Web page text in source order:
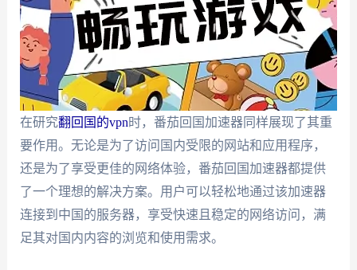
在研究翻回国的vpn时，番茄回国加速器同样展现了其重
要作用。无论是为了访问国内受限的网站和应用程序，
还是为了享受更佳的网络体验，番茄回国加速器都提供
了一个理想的解决方案。用户可以轻松地通过该加速器
连接到中国的服务器，享受快速且稳定的网络访问，满
足其对国内内容的浏览和使用需求。